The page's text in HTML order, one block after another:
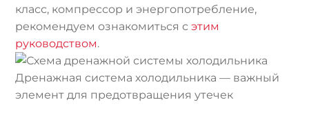
класс, компрессор и энергопотребление,
рекомендуем ознакомиться сэтим
руководством.
Дренажная система холодильника — важный
элемент для предотвращения утечек